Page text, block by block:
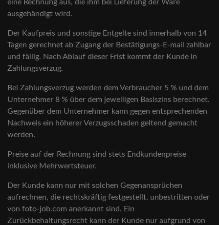
eine Rechnung aus, die ihm bei Lieferung der Ware
ausgehändigt wird.
Der Kaufpreis und sonstige Entgelte sind innerhalb von 14
Tagen gerechnet ab Zugang der Bestätigungs-E-mail zahlbar
und fällig. Nach Ablauf dieser Frist kommt der Kunde in
Zahlungsverzug.
Bei Zahlungsverzug werden dem Verbraucher 5 % und dem
Unternehmer 8 % über dem jeweiligen Basiszins berechnet.
Gegenüber dem Unternehmer kann gegen entsprechenden
Nachweis ein höherer Verzugsschaden geltend gemacht
werden.
Preise auf der Rechnung sind stets Endkundenpreise
inklusive Mehrwertsteuer.
Der Kunde kann nur mit solchen Gegenansprüchen
aufrechnen, die rechtskräftig festgestellt, unbestritten oder
von foto-job.com anerkannt sind. Ein
Zurückbehaltungsrecht kann der Kunde nur aufgrund von